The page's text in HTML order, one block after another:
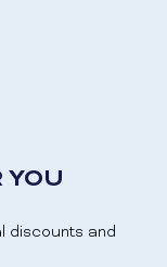
quality whey
muscle
YOU
discounts and